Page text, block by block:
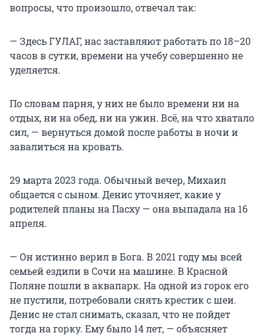
вопросы, что произошло, отвечал так:
— Здесь ГУЛАГ, нас заставляют работать по 18–20
часов в сутки, времени на учебу совершенно не
уделяется.
По словам парня, у них не было времени ни на
отдых, ни на обед, ни на ужин. Всё, на что хватало
сил, — вернуться домой после работы в ночи и
завалиться на кровать.
29 марта 2023 года. Обычный вечер, Михаил
общается с сыном. Денис уточняет, какие у
родителей планы на Пасху — она выпадала на 16
апреля.
— Он истинно верил в Бога. В 2021 году мы всей
семьей ездили в Сочи на машине. В Красной
Поляне пошли в аквапарк. На одной из горок его
не пустили, потребовали снять крестик с шеи.
Денис не стал снимать, сказал, что не пойдет
тогда на горку. Ему было 14 лет, — объясняет